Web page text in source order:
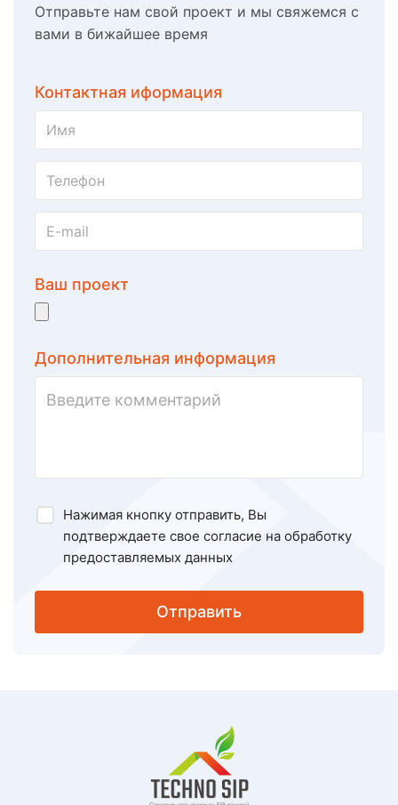
Отправьте нам свой проект и мы свяжемся с
вами в бижайшее время
Контактная иформация
Ваш проект
Дополнительная информация
Нажимая кнопку отправить, Вы
подтверждаете свое согласие на обработку
предоставляемых данных
Отправить